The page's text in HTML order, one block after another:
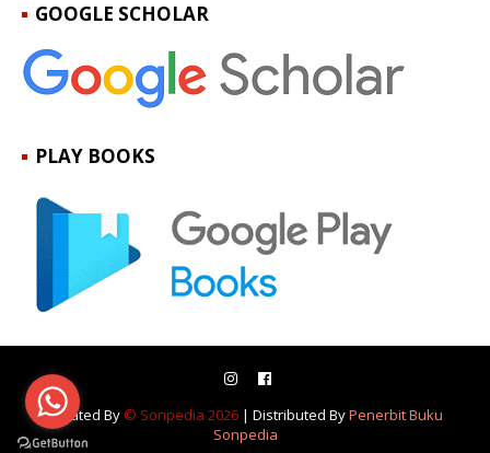
GOOGLE SCHOLAR
PLAY BOOKS
Created By © Sonpedia 2026 | Distributed ByPenerbit Buku
Sonpedia